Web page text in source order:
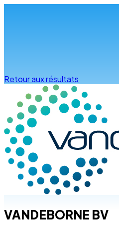
Retour aux résultats
VANDEBORNE BV